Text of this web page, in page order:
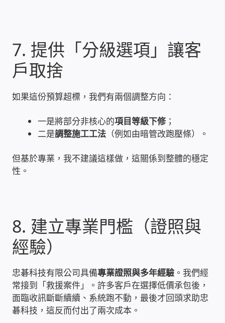
網路 工具 軟體 手冊
監視器安裝維修
監視器DIY
監視器租賃方案
防盜保全-安防設備
太陽能系統監視器
監視器RS485開門開鐵門開燈開保全
監控健檢‧舊換新專案
7. 提供「分級選項」讓客
戶取捨
如果這份預算超標，我們有兩個調整方向：
一是將部分非核心的項目等級下修；
二是調整施工工法 （例如由暗管改跑壓條）。
但基於專業，我不建議這樣做，這關係到整體的穩定
性。
8. 建立專業門檻（證照與
經驗）
忠碁科技有限公司具備專業證照與多年經驗 。我們經
常接到「救援案件」。許多客戶在選擇低價承包後，
面臨收訊斷斷續續、系統跑不動，最後才回頭求助忠
碁科技，這反而付出了兩次成本。